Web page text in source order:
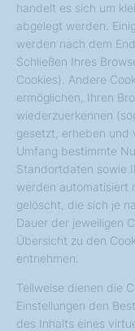
handelt es sich um
abgelegt werden.
werden nach dem
Schließen Ihres
Cookies). Andere
ermöglichen, Ihren
wiederzuerkennen
gesetzt, erheben und
Umfang bestimmte
Standortdaten sowie
werden automatisiert
gelöscht, die sich je
Dauer der jeweiligen
Übersicht zu den
entnehmen.
Teilweise dienen die
Einstellungen den
des Inhalts eines